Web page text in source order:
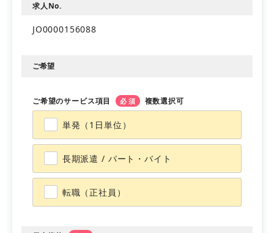
求人No.
JO0000156088
ご希望
ご希望のサービス項目 必須 複数選択可
単発（1日単位）
長期派遣 / パート・バイト
転職（正社員）